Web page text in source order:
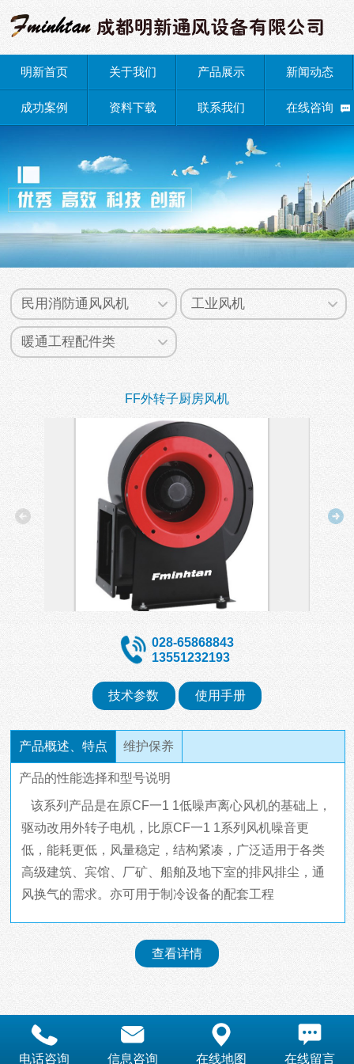
明新首页 关于我们 产品展示 新闻动态
成功案例 资料下载 联系我们 在线咨询
民用消防通风风机 工业风机
暖通工程配件类
FF外转子厨房风机
028-65868843
13551232193
技术参数 使用手册
产品概述、特点 维护保养
产品的性能选择和型号说明
该系列产品是在原CF一1 1低噪声离心风机的基础上，
驱动改用外转子电机，比原CF一1 1系列风机噪音更
低，能耗更低，风量稳定，结构紧凑，广泛适用于各类
高级建筑、宾馆、厂矿、船舶及地下室的排风排尘，通
风换气的需求。亦可用于制冷设备的配套工程
查看详情
电话咨询 信息咨询 在线地图 在线留言